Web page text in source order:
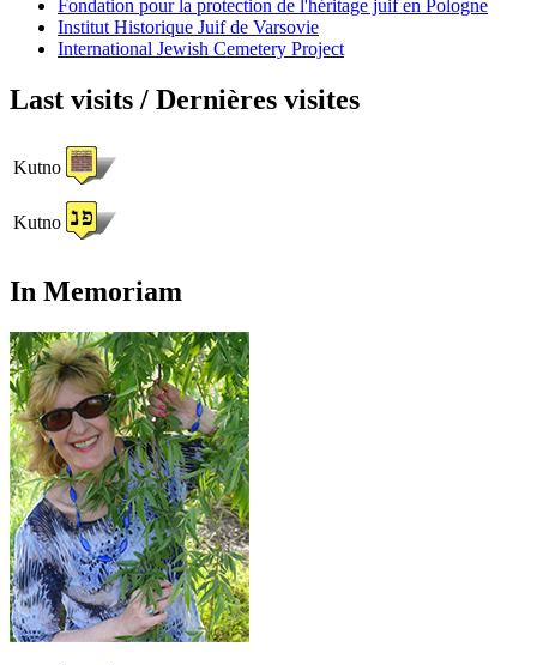
Fondation pour la protection de l'héritage juif en Pologne
Institut Historique Juif de Varsovie
International Jewish Cemetery Project
Last visits / Dernières visites
Kutno
Kutno
In Memoriam